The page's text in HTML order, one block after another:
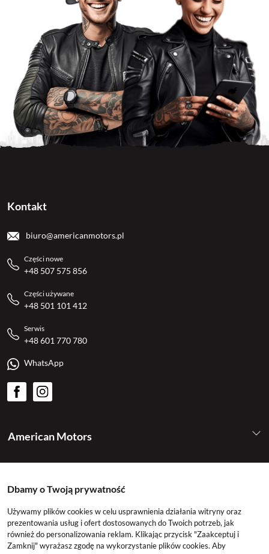
American Motors
Konto
Kontakt
biuro@americanmotors.pl
Części nowe
+48 507 575 856
Części używane
+48 501 101 412
Serwis
+48 601 770 780
WhatsApp
Dbamy o Twoją prywatność
Używamy plików cookies w celu usprawnienia działania witryny oraz
prezentowania usług i ofert dostosowanych do Twoich potrzeb, jak
również do personalizowania reklam. Klikając przycisk "Zaakceptuj i
Zamknij" wyrażasz zgodę na wykorzystanie plików cookies. Aby